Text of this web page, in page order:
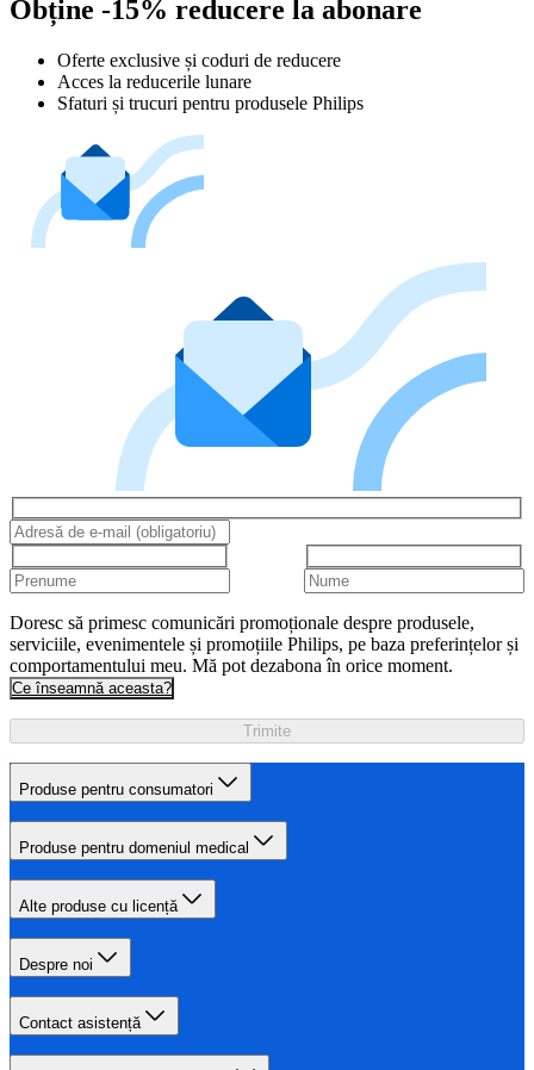
Obține -15% reducere la abonare
Oferte exclusive și coduri de reducere
Acces la reducerile lunare
Sfaturi și trucuri pentru produsele Philips
Doresc să primesc comunicări promoționale despre produsele,
serviciile, evenimentele și promoțiile Philips, pe baza preferințelor și
comportamentului meu. Mă pot dezabona în orice moment.
Ce înseamnă aceasta?
Trimite
Produse pentru consumatori
Produse pentru domeniul medical
Alte produse cu licență
Despre noi
Contact asistență